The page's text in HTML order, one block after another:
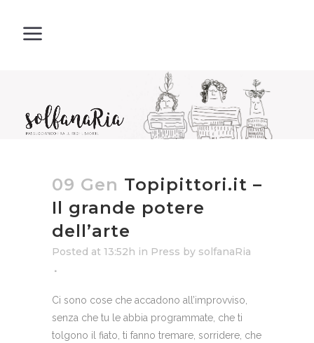
09 Gen Topipittori.it –
Il grande potere
dell’arte
Posted at 13:52h in Press by solfanaRia
Ci sono cose che accadono all’improvviso,
senza che tu le abbia programmate, che ti
tolgono il fiato, ti fanno tremare, sorridere, che